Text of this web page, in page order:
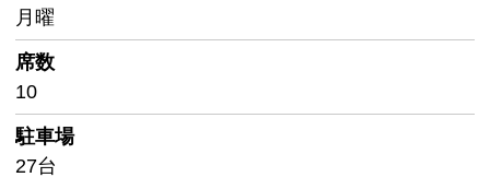
月曜
席数
10
駐車場
27台